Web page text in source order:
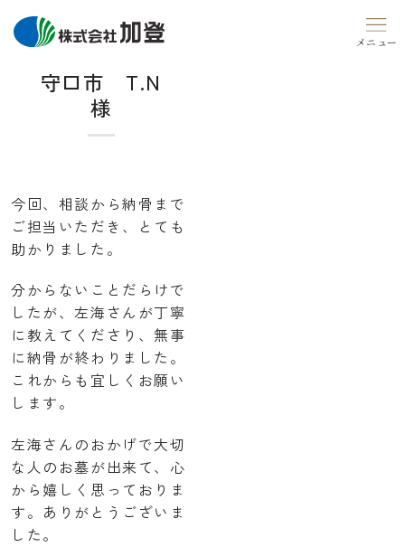
to
守口市 T.N
様
今回、相談から納骨まで
ご担当いただき、とても
助かりました。
分からないことだらけで
したが、左海さんが丁寧
に教えてくださり、無事
に納骨が終わりました。
これからも宜しくお願い
します。
左海さんのおかげで大切
な人のお墓が出来て、心
から嬉しく思っておりま
す。ありがとうございま
した。